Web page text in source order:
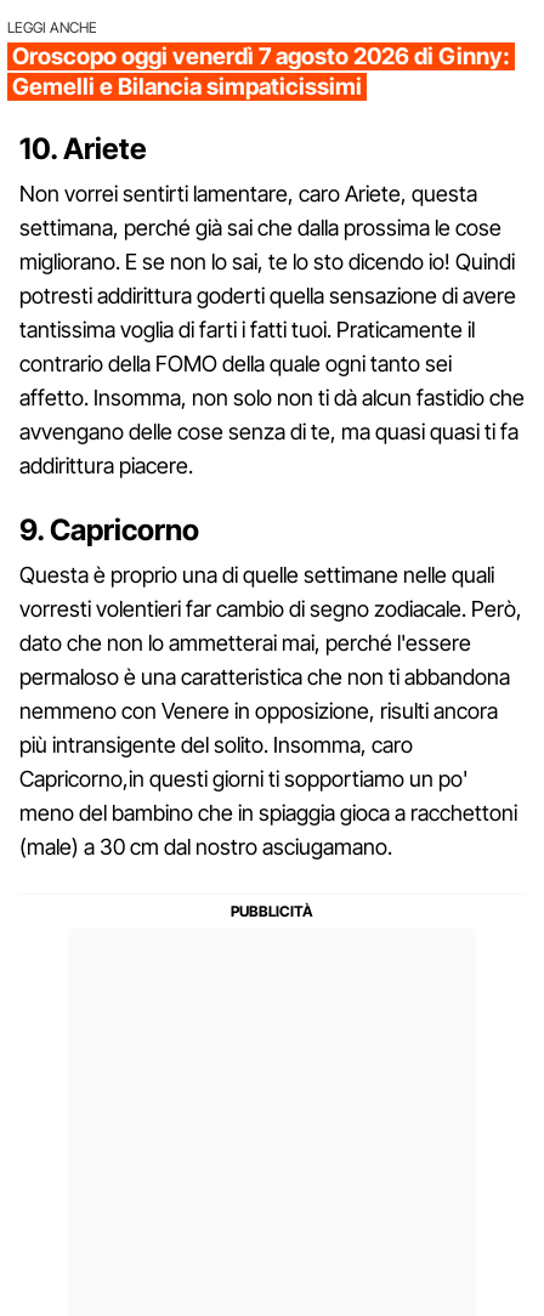
LEGGI ANCHE
Oroscopo oggi venerdì 7 agosto 2026 di Ginny:
Gemelli e Bilancia simpaticissimi
10. Ariete
Non vorrei sentirti lamentare, caro Ariete, questa
settimana, perché già sai che dalla prossima le cose
migliorano. E se non lo sai, te lo sto dicendo io! Quindi
potresti addirittura goderti quella sensazione di avere
tantissima voglia di farti i fatti tuoi. Praticamente il
contrario della FOMO della quale ogni tanto sei
affetto. Insomma, non solo non ti dà alcun fastidio che
avvengano delle cose senza di te, ma quasi quasi ti fa
addirittura piacere.
9. Capricorno
Questa è proprio una di quelle settimane nelle quali
vorresti volentieri far cambio di segno zodiacale. Però,
dato che non lo ammetterai mai, perché l'essere
permaloso è una caratteristica che non ti abbandona
nemmeno con Venere in opposizione, risulti ancora
più intransigente del solito. Insomma, caro
Capricorno,in questi giorni ti sopportiamo un po'
meno del bambino che in spiaggia gioca a racchettoni
(male) a 30 cm dal nostro asciugamano.